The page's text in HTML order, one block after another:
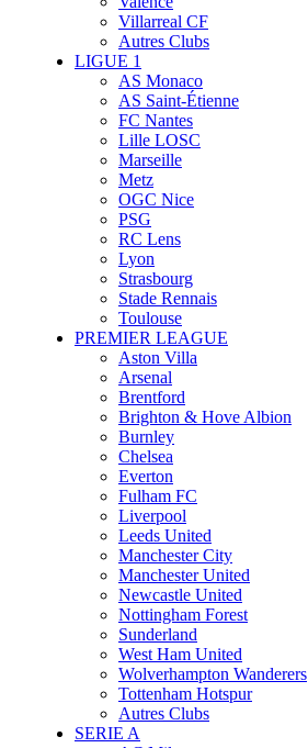
Villarreal CF
Autres Clubs
LIGUE 1
AS Monaco
AS Saint-Étienne
FC Nantes
Lille LOSC
Marseille
Metz
OGC Nice
PSG
RC Lens
Lyon
Strasbourg
Stade Rennais
Toulouse
PREMIER LEAGUE
Aston Villa
Arsenal
Brentford
Brighton & Hove Albion
Burnley
Chelsea
Everton
Fulham FC
Liverpool
Leeds United
Manchester City
Manchester United
Newcastle United
Nottingham Forest
Sunderland
West Ham United
Wolverhampton Wanderers
Tottenham Hotspur
Autres Clubs
SERIE A